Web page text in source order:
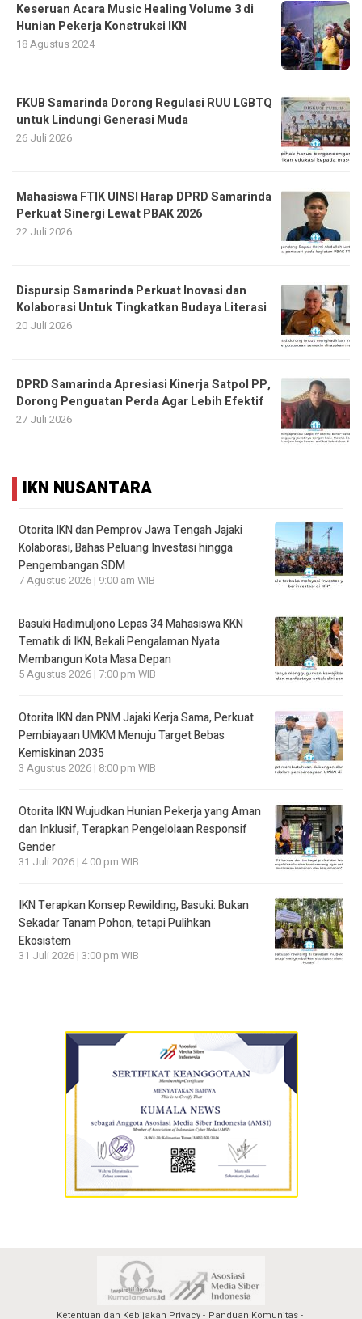
Keseruan Acara Music Healing Volume 3 di
Hunian Pekerja Konstruksi IKN
18 Agustus 2024
FKUB Samarinda Dorong Regulasi RUU LGBTQ
untuk Lindungi Generasi Muda
26 Juli 2026
Mahasiswa FTIK UINSI Harap DPRD Samarinda
Perkuat Sinergi Lewat PBAK 2026
22 Juli 2026
Dispursip Samarinda Perkuat Inovasi dan
Kolaborasi Untuk Tingkatkan Budaya Literasi
20 Juli 2026
DPRD Samarinda Apresiasi Kinerja Satpol PP,
Dorong Penguatan Perda Agar Lebih Efektif
27 Juli 2026
IKN NUSANTARA
Otorita IKN dan Pemprov Jawa Tengah Jajaki
Kolaborasi, Bahas Peluang Investasi hingga
Pengembangan SDM
7 Agustus 2026 | 9:00 am WIB
Basuki Hadimuljono Lepas 34 Mahasiswa KKN
Tematik di IKN, Bekali Pengalaman Nyata
Membangun Kota Masa Depan
5 Agustus 2026 | 7:00 pm WIB
Otorita IKN dan PNM Jajaki Kerja Sama, Perkuat
Pembiayaan UMKM Menuju Target Bebas
Kemiskinan 2035
3 Agustus 2026 | 8:00 pm WIB
Otorita IKN Wujudkan Hunian Pekerja yang Aman
dan Inklusif, Terapkan Pengelolaan Responsif
Gender
31 Juli 2026 | 4:00 pm WIB
IKN Terapkan Konsep Rewilding, Basuki: Bukan
Sekadar Tanam Pohon, tetapi Pulihkan
Ekosistem
31 Juli 2026 | 3:00 pm WIB
Ketentuan dan Kebijakan Privacy Panduan Komunitas